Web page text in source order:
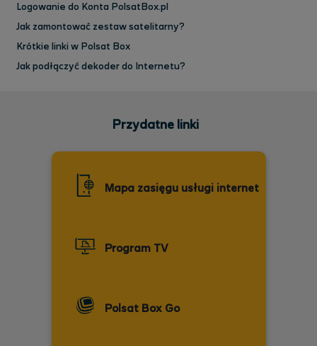
Logowanie do Konta PolsatBox.pl
Jak zamontować zestaw satelitarny?
Krótkie linki w Polsat Box
Jak podłączyć dekoder do Internetu?
Przydatne linki
Mapa zasięgu usługi internet
Program TV
Polsat Box Go